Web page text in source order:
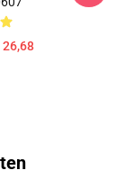
26,68